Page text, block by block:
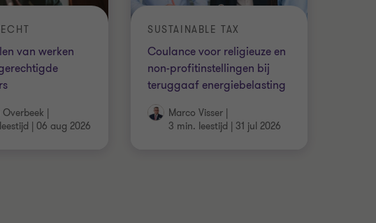
van werken
Overbeek |
| 06 aug 2026
Coulance voor religieuze en
non-profitinstellingen bij
teruggaaf energiebelasting
SUSTAINABLE TAX
Marco Visser |
3 min. leestijd | 31 jul 2026